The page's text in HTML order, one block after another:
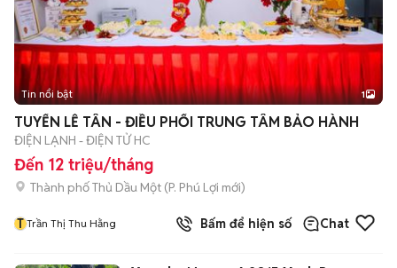
Tin nổi bật 1
TUYỂN LỄ TÂN - ĐIỀU PHỐI TRUNG TÂM BẢO HÀNH
ĐIỆN LẠNH - ĐIỆN TỬ HC
Đến 12 triệu/tháng
Thành phố Thủ Dầu Một (P. Phú Lợi mới)
T Trần Thị Thu Hằng Bấm để hiện số Chat